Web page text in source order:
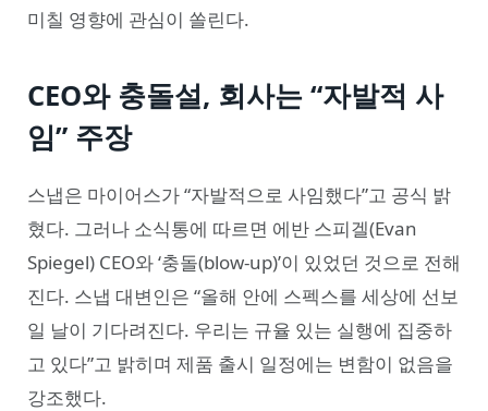
미칠 영향에 관심이 쏠린다.
CEO와 충돌설, 회사는 “자발적 사
임” 주장
스냅은 마이어스가 “자발적으로 사임했다”고 공식 밝
혔다. 그러나 소식통에 따르면 에반 스피겔(Evan
Spiegel) CEO와 ‘충돌(blow-up)’이 있었던 것으로 전해
진다. 스냅 대변인은 “올해 안에 스펙스를 세상에 선보
일 날이 기다려진다. 우리는 규율 있는 실행에 집중하
고 있다”고 밝히며 제품 출시 일정에는 변함이 없음을
강조했다.